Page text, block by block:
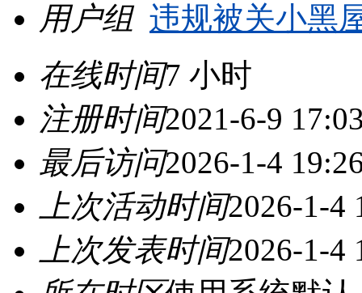
用户组 违规被关小黑
在线时间7 小时
注册时间2021-6-9
最后访问2026-1-4
上次活动时间2026-1-4
上次发表时间2026-1-4